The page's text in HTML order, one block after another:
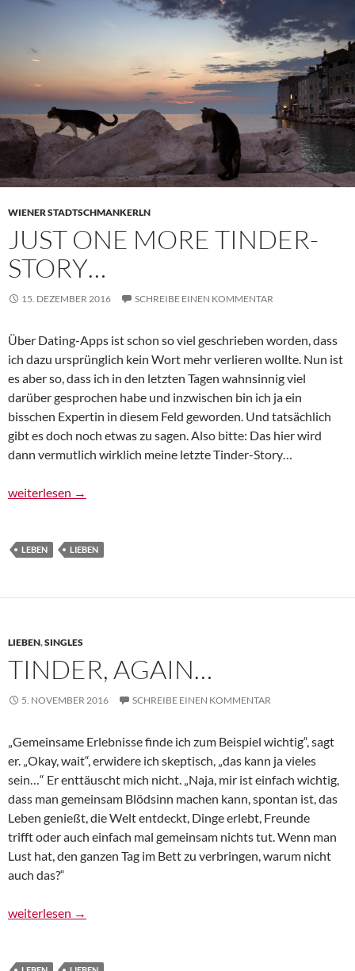
WIENER STADTSCHMANKERLN
JUST ONE MORE TINDER-
STORY…
15. DEZEMBER 2016 SCHREIBE EINEN KOMMENTAR
Über Dating-Apps ist schon so viel geschrieben worden, dass
ich dazu ursprünglich kein Wort mehr verlieren wollte. Nun ist
es aber so, dass ich in den letzten Tagen wahnsinnig viel
darüber gesprochen habe und inzwischen bin ich ja ein
bisschen Expertin in diesem Feld geworden. Und tatsächlich
gibt es doch noch etwas zu sagen. Also bitte: Das hier wird
dann vermutlich wirklich meine letzte Tinder-Story…
Just one more Tinder-Story…
weiterlesen →
LEBEN LIEBEN
LIEBEN,SINGLES
TINDER, AGAIN…
5. NOVEMBER 2016 SCHREIBE EINEN KOMMENTAR
„Gemeinsame Erlebnisse finde ich zum Beispiel wichtig“, sagt
er. „Okay, wait“, erwidere ich skeptisch, „das kann ja vieles
sein…“ Er enttäuscht mich nicht. „Naja, mir ist einfach wichtig,
dass man gemeinsam Blödsinn machen kann, spontan ist, das
Leben genießt, die Welt entdeckt, Dinge erlebt, Freunde
trifft oder auch einfach mal gemeinsam nichts tut. Wenn man
Lust hat, den ganzen Tag im Bett zu verbringen, warum nicht
auch das?“
Tinder, again…
weiterlesen →